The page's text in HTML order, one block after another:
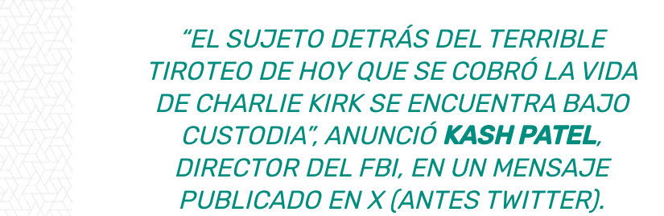
“EL SUJETO DETRÁS DEL TERRIBLE
TIROTEO DE HOY QUE SE COBRÓ LA VIDA
DE CHARLIE KIRK SE ENCUENTRA BAJO
CUSTODIA”, ANUNCIÓ KASH PATEL,
DIRECTOR DEL FBI, EN UN MENSAJE
PUBLICADO EN X (ANTES TWITTER).